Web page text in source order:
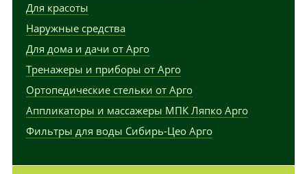
Для красоты
Наружные средства
Для дома и дачи от Арго
Тренажеры и приборы от Арго
Ортопедические стельки от Арго
Аппликаторы и массажеры МПК Ляпко Арго
Фильтры для воды Сибирь-Цео Арго